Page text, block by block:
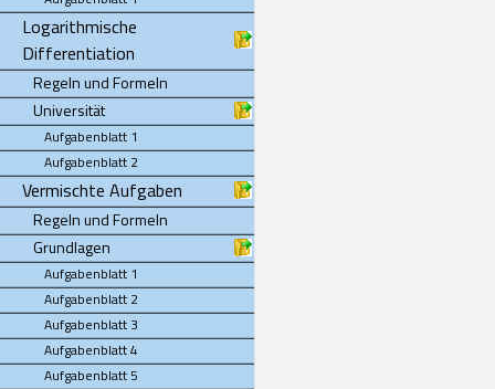
Logarithmische
Differentiation
Regeln und Formeln
Universität
Aufgabenblatt 1
Aufgabenblatt 2
Vermischte Aufgaben
Regeln und Formeln
Grundlagen
Aufgabenblatt 1
Aufgabenblatt 2
Aufgabenblatt 3
Aufgabenblatt 4
Aufgabenblatt 5